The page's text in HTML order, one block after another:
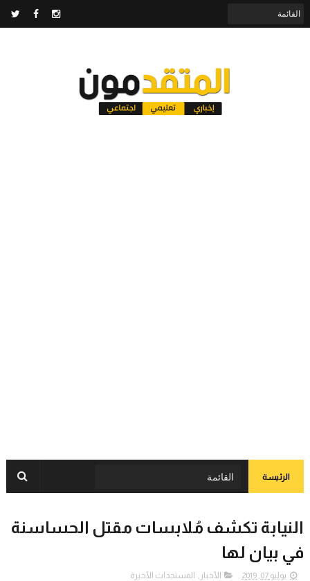
الرئيسة
النيابة تكشف مُلابسات مقتل الحساسنة
في بيان لها
يوليو 07, 2019 الأخبار , المستجدات الأخيرة